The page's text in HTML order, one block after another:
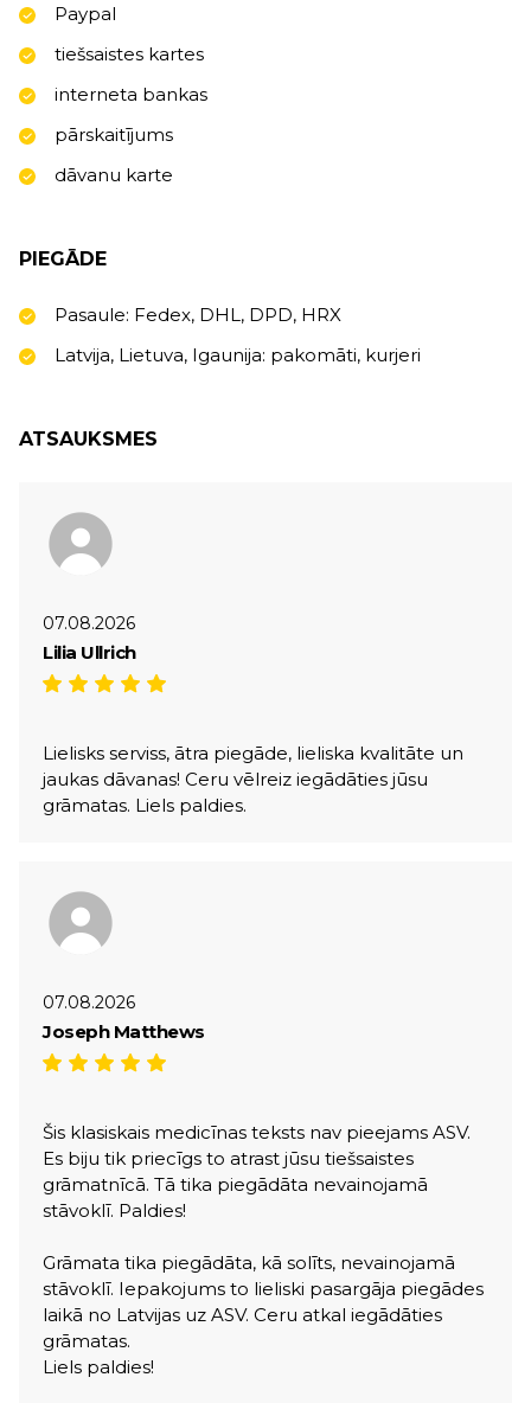
Paypal
tiešsaistes kartes
interneta bankas
pārskaitījums
dāvanu karte
PIEGĀDE
Pasaule: Fedex, DHL, DPD, HRX
Latvija, Lietuva, Igaunija: pakomāti, kurjeri
ATSAUKSMES
07.08.2026
Lilia Ullrich
Lielisks serviss, ātra piegāde, lieliska kvalitāte un
jaukas dāvanas! Ceru vēlreiz iegādāties jūsu
grāmatas. Liels paldies.
07.08.2026
Joseph Matthews
Šis klasiskais medicīnas teksts nav pieejams ASV.
Es biju tik priecīgs to atrast jūsu tiešsaistes
grāmatnīcā. Tā tika piegādāta nevainojamā
stāvoklī. Paldies!
Grāmata tika piegādāta, kā solīts, nevainojamā
stāvoklī. Iepakojums to lieliski pasargāja piegādes
laikā no Latvijas uz ASV. Ceru atkal iegādāties
grāmatas.
Liels paldies!